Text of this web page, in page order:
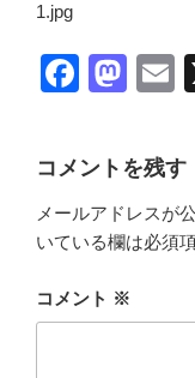
1.jpg
F
c
e
b
o
o
M
st
o
d
o
n
ail
コメントを残す
メールアドレスが
いている欄は必須
コメント ※